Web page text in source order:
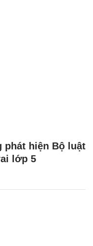
phát hiện Bộ luật
lớp 5